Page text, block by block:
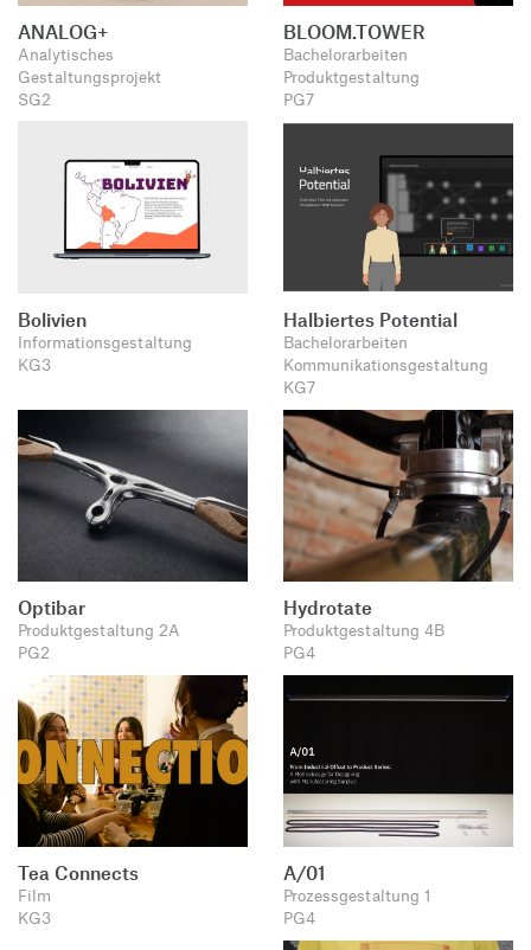
ANALOG+
Analytisches
Gestaltungsprojekt
SG2
BLOOM.TOWER
Bachelorarbeiten
Produktgestaltung
PG7
Bolivien
Informationsgestaltung
KG3
Halbiertes Potential
Bachelorarbeiten
Kommunikationsgestaltung
KG7
Optibar
Produktgestaltung 2A
PG2
Hydrotate
Produktgestaltung 4B
PG4
Tea Connects
Film
KG3
A/01
Prozessgestaltung 1
PG4